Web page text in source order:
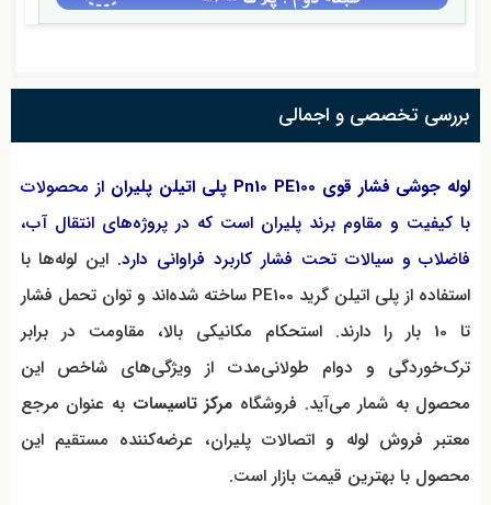
بررسی تخصصی و اجمالی
لوله جوشی فشار قوی Pn10 PE100 پلی اتیلن پلیران
از محصولات
با کیفیت و مقاوم برند پلیران است که در پروژه‌های انتقال آب،
فاضلاب و سیالات تحت فشار کاربرد فراوانی دارد. این لوله‌ها با
استفاده از پلی اتیلن گرید PE100 ساخته شده‌اند و توان تحمل فشار
تا 10 بار را دارند. استحکام مکانیکی بالا، مقاومت در برابر
ترک‌خوردگی و دوام طولانی‌مدت از ویژگی‌های شاخص این
محصول به شمار می‌آید. فروشگاه مرکز تاسیسات به عنوان مرجع
معتبر فروش لوله و اتصالات پلیران، عرضه‌کننده مستقیم این
محصول با بهترین قیمت بازار است.